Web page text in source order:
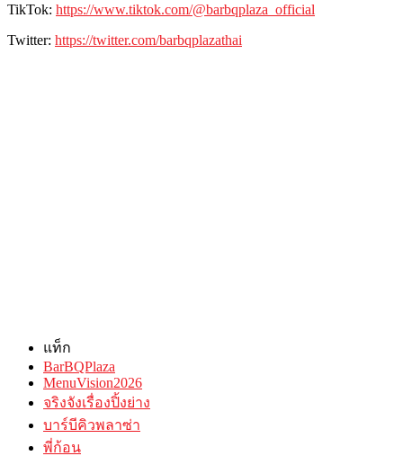
TikTok: https://www.tiktok.com/@barbqplaza_official
Twitter: https://twitter.com/barbqplazathai
แท็ก
BarBQPlaza
MenuVision2026
จริงจังเรื่องปิ้งย่าง
บาร์บีคิวพลาซ่า
พี่ก้อน